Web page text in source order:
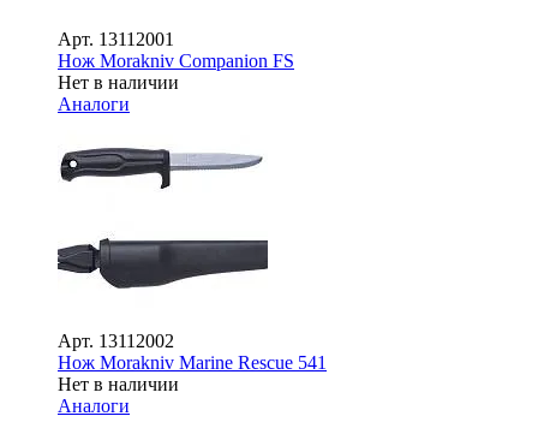
Арт. 13112001
Нож Morakniv Companion FS
Нет в наличии
Аналоги
Арт. 13112002
Нож Morakniv Marine Rescue 541
Нет в наличии
Аналоги